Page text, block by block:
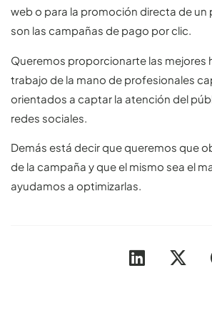
web o para la promoción directa de
son las campañas de pago por clic.
Queremos proporcionarte las mejores
trabajo de la mano de profesionales
orientados a captar la atención del
redes sociales.
Demás está decir que queremos que
de la campaña y que el mismo sea el
ayudamos a optimizarlas.